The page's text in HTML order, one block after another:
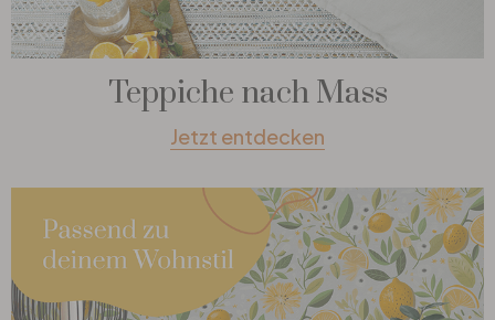
Teppiche nach Mass
Jetzt entdecken